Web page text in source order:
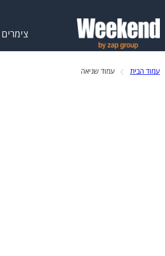
צימרים
עמוד הבית עמוד שגיאה